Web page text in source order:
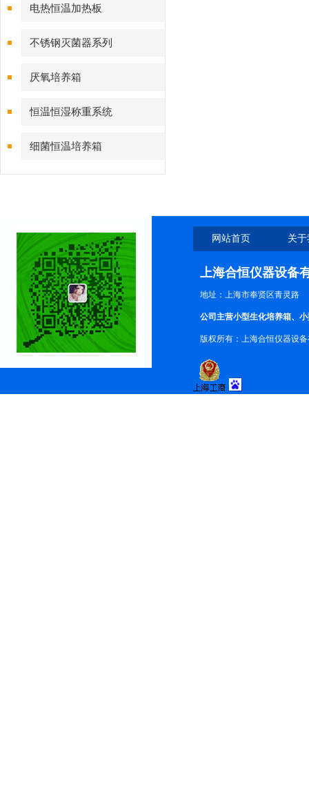
电热恒温加热板
不锈钢灭菌器系列
厌氧培养箱
恒温恒湿称重系统
细菌恒温培养箱
网站首页 关
上海合恒仪器设备
地址：上海市奉贤区青灵路
公司主营小型生化培养箱、
版权所有：上海合恒仪器设